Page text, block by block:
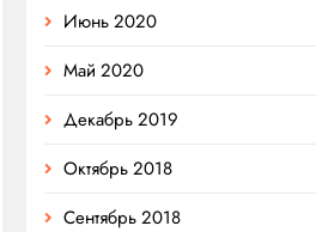
Июнь 2020
Май 2020
Декабрь 2019
Октябрь 2018
Сентябрь 2018